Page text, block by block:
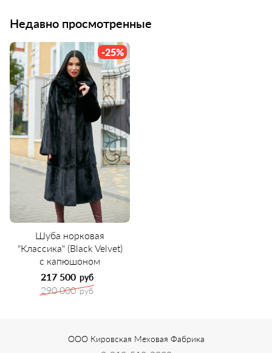
Недавно просмотренные
Шуба норковая
"Классика" (Black Velvet)
с капюшоном
217 500 руб
290 000 руб
-25%
ООО Кировская Меховая Фабрика